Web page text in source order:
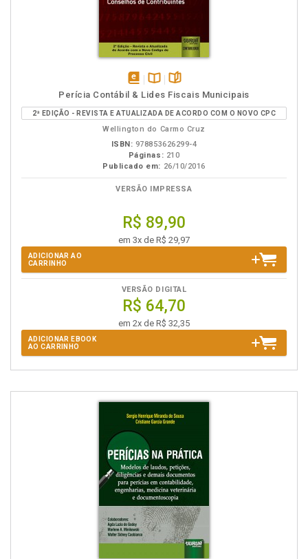
disponível
em
eBook
Disponível
na
B.V.
páginas
Perícia Contábil & Lides Fiscais Municipais
2ª EDIÇÃO - REVISTA E ATUALIZADA DE ACORDO COM O NOVO CPC
Wellington do Carmo Cruz
ISBN: 978853626299-4
Páginas: 210
Publicado em: 26/10/2016
VERSÃO IMPRESSA
R$ 89,90
em 3x de R$ 29,97
ADICIONAR AO
CARRINHO
VERSÃO DIGITAL
R$ 64,70
em 2x de R$ 32,35
ADICIONAR EBOOK
AO CARRINHO